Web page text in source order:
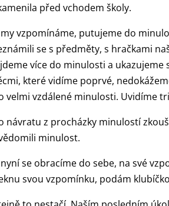
před vchodem školy.
vzpomínáme, putujeme do
se s předměty, s hračkami
více do minulosti a ukazujeme
které vidíme poprvé,
velmi vzdálené minulosti. Uvidíme
návratu z procházky minulostí
minulost.
se obracíme do sebe, na své
svou vzpomínku, podám